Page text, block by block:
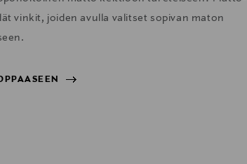
vinkit, joiden avulla valitset sopivan maton